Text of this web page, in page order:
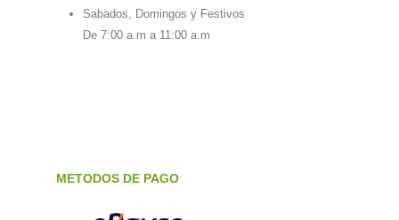
Sabados, Domingos y Festivos
De 7:00 a.m a 11:00 a.m
METODOS DE PAGO